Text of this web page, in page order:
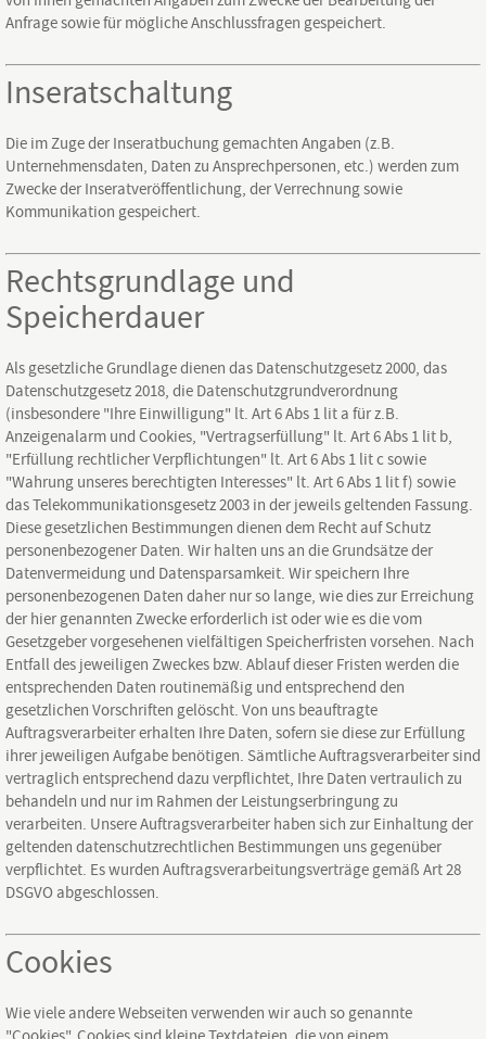
Anfrage sowie für mögliche Anschlussfragen gespeichert.
Inseratschaltung
Die im Zuge der Inseratbuchung gemachten Angaben (z.B.
Unternehmensdaten, Daten zu Ansprechpersonen, etc.) werden zum
Zwecke der Inseratveröffentlichung, der Verrechnung sowie
Kommunikation gespeichert.
Rechtsgrundlage und
Speicherdauer
Als gesetzliche Grundlage dienen das Datenschutzgesetz 2000, das
Datenschutzgesetz 2018, die Datenschutzgrundverordnung
(insbesondere "Ihre Einwilligung" lt. Art 6 Abs 1 lit a für z.B.
Anzeigenalarm und Cookies, "Vertragserfüllung" lt. Art 6 Abs 1 lit b,
"Erfüllung rechtlicher Verpflichtungen" lt. Art 6 Abs 1 lit c sowie
"Wahrung unseres berechtigten Interesses" lt. Art 6 Abs 1 lit f) sowie
das Telekommunikationsgesetz 2003 in der jeweils geltenden Fassung.
Diese gesetzlichen Bestimmungen dienen dem Recht auf Schutz
personenbezogener Daten. Wir halten uns an die Grundsätze der
Datenvermeidung und Datensparsamkeit. Wir speichern Ihre
personenbezogenen Daten daher nur so lange, wie dies zur Erreichung
der hier genannten Zwecke erforderlich ist oder wie es die vom
Gesetzgeber vorgesehenen vielfältigen Speicherfristen vorsehen. Nach
Entfall des jeweiligen Zweckes bzw. Ablauf dieser Fristen werden die
entsprechenden Daten routinemäßig und entsprechend den
gesetzlichen Vorschriften gelöscht. Von uns beauftragte
Auftragsverarbeiter erhalten Ihre Daten, sofern sie diese zur Erfüllung
ihrer jeweiligen Aufgabe benötigen. Sämtliche Auftragsverarbeiter sind
vertraglich entsprechend dazu verpflichtet, Ihre Daten vertraulich zu
behandeln und nur im Rahmen der Leistungserbringung zu
verarbeiten. Unsere Auftragsverarbeiter haben sich zur Einhaltung der
geltenden datenschutzrechtlichen Bestimmungen uns gegenüber
verpflichtet. Es wurden Auftragsverarbeitungsverträge gemäß Art 28
DSGVO abgeschlossen.
Cookies
Wie viele andere Webseiten verwenden wir auch so genannte